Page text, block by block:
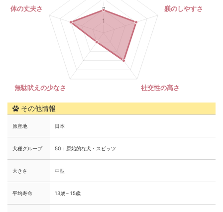
その他情報
原産地 日本
犬種グループ 5G：原始的な犬・スピッツ
大きさ 中型
平均寿命 13歳～15歳